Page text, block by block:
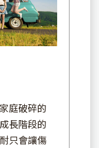
庭破碎的
長階段的
只會讓傷